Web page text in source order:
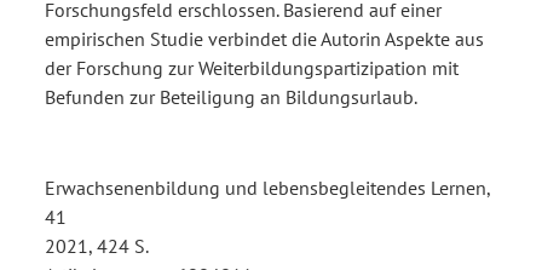
Forschungsfeld erschlossen. Basierend auf einer
empirischen Studie verbindet die Autorin Aspekte aus
der Forschung zur Weiterbildungspartizipation mit
Befunden zur Beteiligung an Bildungsurlaub.
Erwachsenenbildung und lebensbegleitendes Lernen,
41
2021, 424 S.